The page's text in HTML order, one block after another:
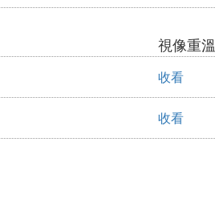
視像重溫
收看
收看